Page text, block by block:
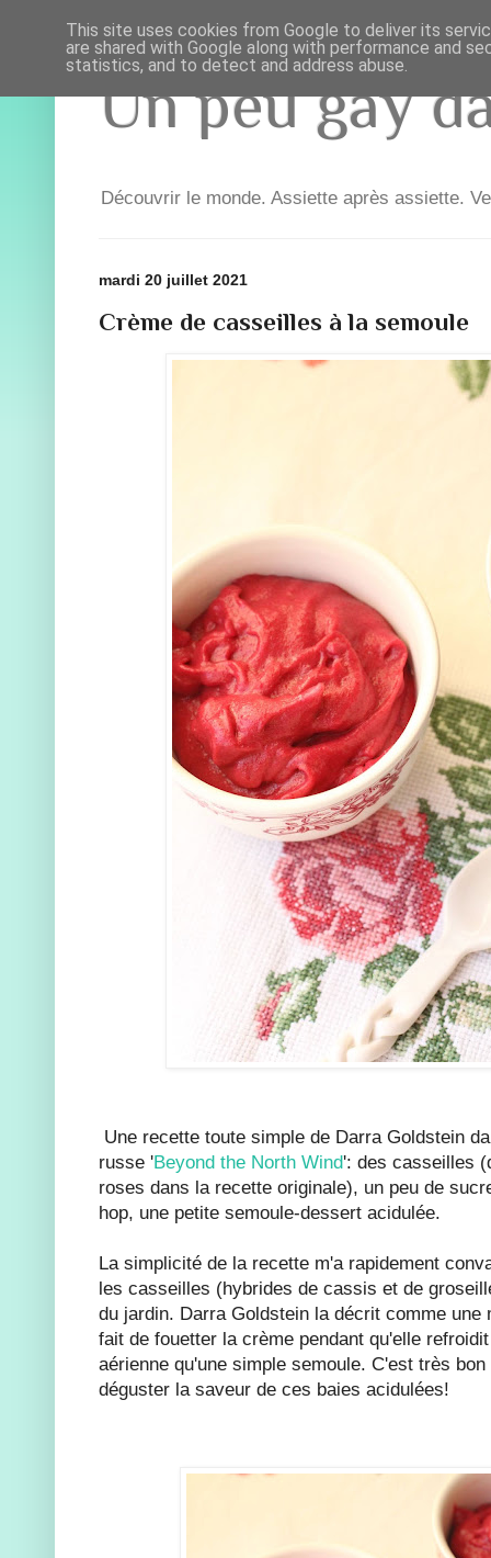
Un peu gay
Découvrir le monde. Assiette après assiette.
mardi 20 juillet 2021
Crème de casseilles à la semoule
Une recette toute simple de Darra Goldstein
russe 'Beyond the North Wind': des casseilles
roses dans la recette originale), un peu de
hop, une petite semoule-dessert acidulée.
La simplicité de la recette m'a rapidement
les casseilles (hybrides de cassis et de
du jardin. Darra Goldstein la décrit comme
fait de fouetter la crème pendant qu'elle
aérienne qu'une simple semoule. C'est très
déguster la saveur de ces baies acidulées!
This site uses cookies from Google to deliver its
are shared with Google along with performance and
statistics, and to detect and address abuse.